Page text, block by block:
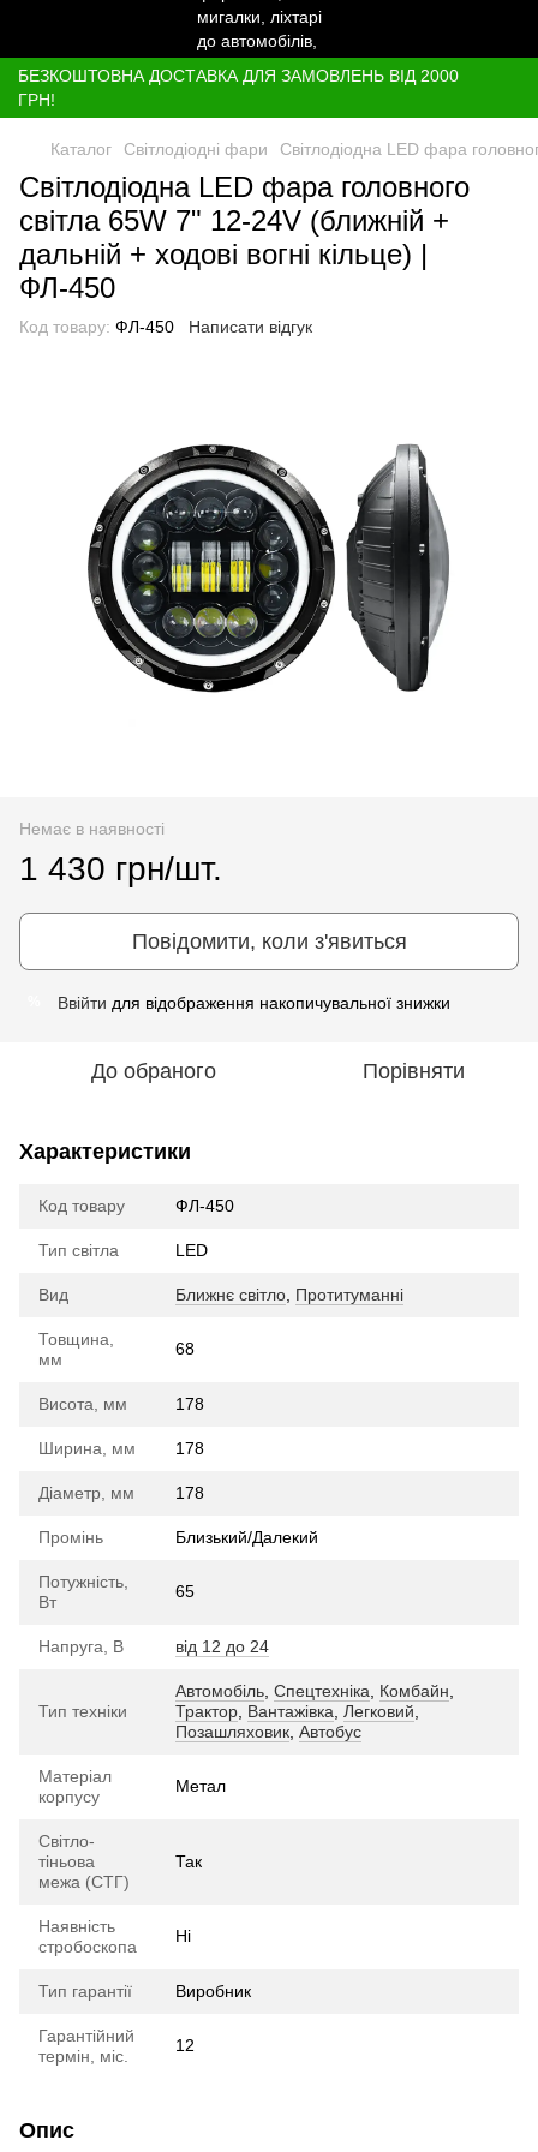
БЕЗКОШТОВНА ДОСТАВКА ДЛЯ ЗАМОВЛЕНЬ ВІД 2000
ГРН!
Каталог Світлодіодні фари Світлодіодна LED фара
Світлодіодна LED фара головного
світла 65W 7" 12-24V (ближній +
дальній + ходові вогні кільце) |
ФЛ-450
Код товару: ФЛ-450 Написати відгук
Немає в наявності
1 430 грн/шт.
Повідомити, коли з'явиться
Ввійти для відображення накопичувальної знижки
До обраного Порівняти
Характеристики
Код товару ФЛ-450
Тип світла LED
Вид Ближнє світло Протитуманні
Товщина,
мм
68
Висота, мм 178
Ширина, мм 178
Діаметр, мм 178
Промінь Близький/Далекий
Потужність,
Вт
65
Напруга, В від 12 до 24
Тип техніки
Автомобіль Спецтехніка Комбайн
Трактор Вантажівка Легковий
Позашляховик Автобус
Матеріал
корпусу
Метал
Світло-
тіньова
межа (СТГ)
Так
Наявність
стробоскопа
Ні
Тип гарантії Виробник
Гарантійний
термін, міс.
12
Опис